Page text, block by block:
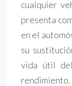
cualquier
presenta
en el
su
vida útil